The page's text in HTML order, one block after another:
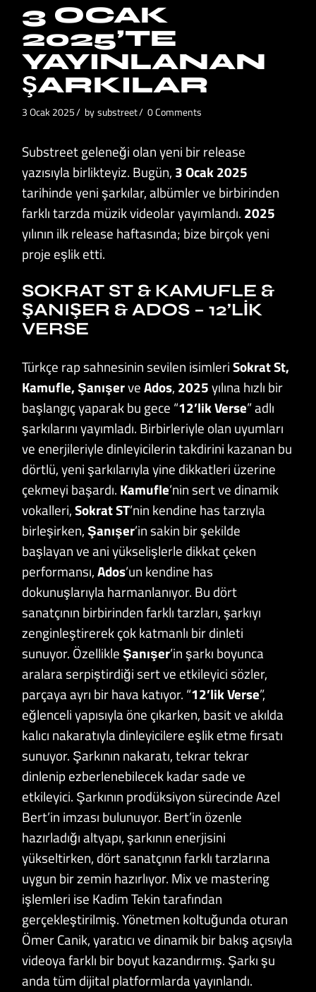
3 OCAK
2025’TE
YAYINLANAN
ŞARKILAR
3 Ocak 2025 by substreet 0 Comments
Substreet geleneği olan yeni bir release
yazısıyla birlikteyiz. Bugün, 3 Ocak 2025
tarihinde yeni şarkılar, albümler ve birbirinden
farklı tarzda müzik videolar yayımlandı. 2025
yılının ilk release haftasında; bize birçok yeni
proje eşlik etti.
SOKRAT ST & KAMUFLE &
ŞANIŞER & ADOS – 12’LIK
VERSE
Türkçe rap sahnesinin sevilen isimleriSokrat St,
Kamufle, ŞanışerveAdos, 2025yılına hızlı bir
başlangıç yaparak bu gece “12’lik Verse” adlı
şarkılarını yayımladı. Birbirleriyle olan uyumları
ve enerjileriyle dinleyicilerin takdirini kazanan bu
dörtlü, yeni şarkılarıyla yine dikkatleri üzerine
çekmeyi başardı. Kamufle’nin sert ve dinamik
vokalleri,Sokrat ST’nin kendine has tarzıyla
birleşirken,Şanışer’in sakin bir şekilde
başlayan ve ani yükselişlerle dikkat çeken
performansı,Ados’un kendine has
dokunuşlarıyla harmanlanıyor. Bu dört
sanatçının birbirinden farklı tarzları, şarkıyı
zenginleştirerek çok katmanlı bir dinleti
sunuyor. ÖzellikleŞanışer’in şarkı boyunca
aralara serpiştirdiği sert ve etkileyici sözler,
parçaya ayrı bir hava katıyor. “12’lik Verse”,
eğlenceli yapısıyla öne çıkarken, basit ve akılda
kalıcı nakaratıyla dinleyicilere eşlik etme fırsatı
sunuyor. Şarkının nakaratı, tekrar tekrar
dinlenip ezberlenebilecek kadar sade ve
etkileyici. Şarkının prodüksiyon sürecinde Azel
Bert’in imzası bulunuyor. Bert’in özenle
hazırladığı altyapı, şarkının enerjisini
yükseltirken, dört sanatçının farklı tarzlarına
uygun bir zemin hazırlıyor. Mix ve mastering
işlemleri ise Kadim Tekin tarafından
gerçekleştirilmiş. Yönetmen koltuğunda oturan
Ömer Canik, yaratıcı ve dinamik bir bakış açısıyla
videoya farklı bir boyut kazandırmış. Şarkı şu
anda tüm dijital platformlarda yayınlandı.